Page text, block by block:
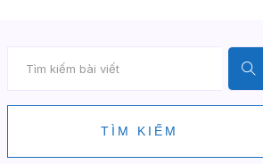
TÌM KIẾM